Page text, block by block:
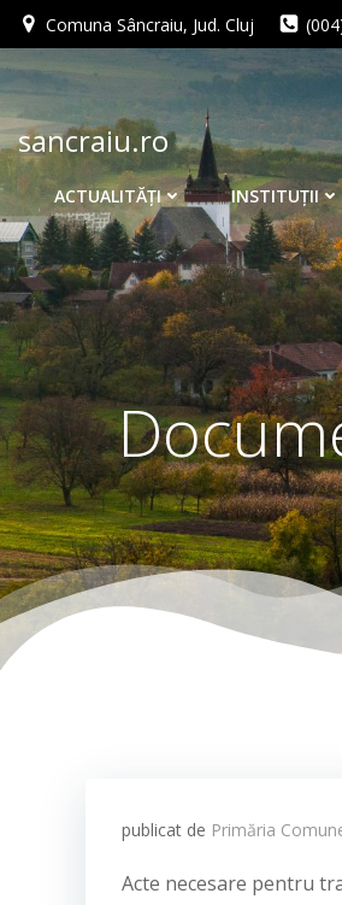
Skip
to
content
Comuna Sâncraiu, Jud. Cluj
sancraiu.ro
ACTUALITĂŢI INSTITUŢII
publicat de Primăria
Acte necesare pentru